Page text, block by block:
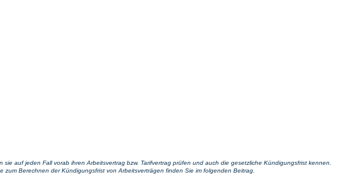
auf jeden Fall vorab ihren Arbeitsvertrag bzw. Tarifvertrag prüfen und auch die gesetzliche Kündigungsfrist kennen.
Berechnen der Kündigungsfrist von Arbeitsverträgen finden Sie im folgenden Beitrag.